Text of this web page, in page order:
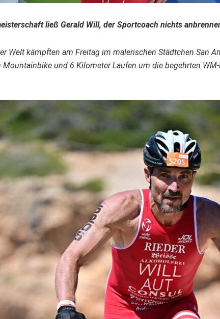
ließ Gerald Will, der Sportcoach nichts
Welt kämpften am Freitag im malerischen Städtchen San
und 6 Kilometer Laufen um die begehrten